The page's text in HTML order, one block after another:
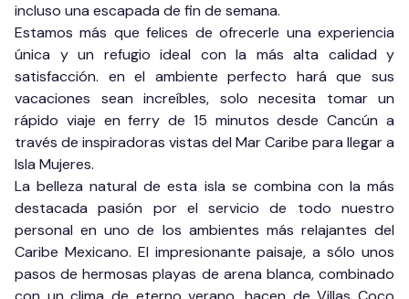
incluso una escapada de fin de semana.
Estamos más que felices de ofrecerle una experiencia
única y un refugio ideal con la más alta calidad y
satisfacción. en el ambiente perfecto hará que sus
vacaciones sean increíbles, solo necesita tomar un
rápido viaje en ferry de 15 minutos desde Cancún a
través de inspiradoras vistas del Mar Caribe para llegar a
Isla Mujeres.
La belleza natural de esta isla se combina con la más
destacada pasión por el servicio de todo nuestro
personal en uno de los ambientes más relajantes del
Caribe Mexicano. El impresionante paisaje, a sólo unos
pasos de hermosas playas de arena blanca, combinado